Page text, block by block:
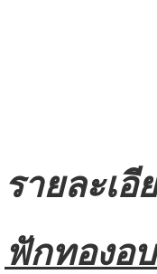
รายละเ
ฟักทองอ